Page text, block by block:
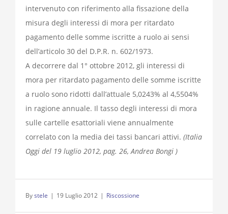
intervenuto con riferimento alla fissazione della
misura degli interessi di mora per ritardato
pagamento delle somme iscritte a ruolo ai sensi
dell’articolo 30 del D.P.R. n. 602/1973.
A decorrere dal 1° ottobre 2012, gli interessi di
mora per ritardato pagamento delle somme iscritte
a ruolo sono ridotti dall’attuale 5,0243% al 4,5504%
in ragione annuale. Il tasso degli interessi di mora
sulle cartelle esattoriali viene annualmente
correlato con la media dei tassi bancari attivi. (Italia
Oggi del 19 luglio 2012, pag. 26, Andrea Bongi )
Bystele | 19 Luglio 2012 | Riscossione